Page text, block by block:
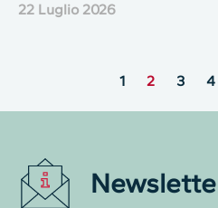
22 Luglio 2026
1 2 3 4